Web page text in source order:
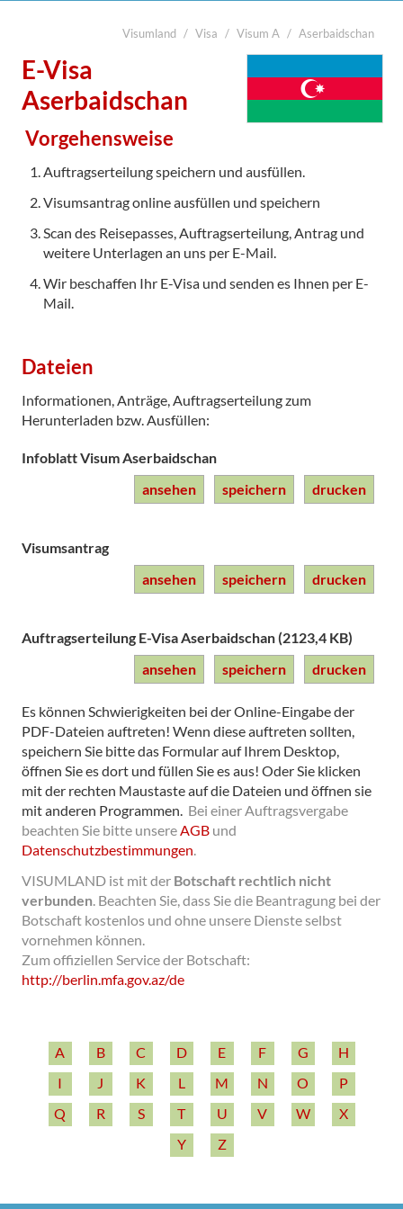
Legalisierung
Übersetzung
Kontakt
Visumland Visa Visum A Aserbaidschan
E-Visa
Aserbaidschan
Vorgehensweise
Auftragserteilung speichern und ausfüllen.
Visumsantrag online ausfüllen und speichern
Scan des Reisepasses, Auftragserteilung, Antrag und
weitere Unterlagen an uns per E-Mail.
Wir beschaffen Ihr E-Visa und senden es Ihnen per E-
Mail.
Dateien
Informationen, Anträge, Auftragserteilung zum
Herunterladen bzw. Ausfüllen:
Infoblatt Visum Aserbaidschan
ansehen
speichern drucken
Visumsantrag
ansehen
speichern drucken
Auftragserteilung E-Visa Aserbaidschan (2123,4 KB)
ansehen
speichern drucken
Es können Schwierigkeiten bei der Online-Eingabe der
PDF-Dateien auftreten! Wenn diese auftreten sollten,
speichern Sie bitte das Formular auf Ihrem Desktop,
öffnen Sie es dort und füllen Sie es aus! Oder Sie klicken
mit der rechten Maustaste auf die Dateien und öffnen sie
mit anderen Programmen. Bei einer Auftragsvergabe
beachten Sie bitte unsereAGB und
Datenschutzbestimmungen.
VISUMLAND ist mit der Botschaft rechtlich nicht
verbunden. Beachten Sie, dass Sie die Beantragung bei der
Botschaft kostenlos und ohne unsere Dienste selbst
vornehmen können.
Zum offiziellen Service der Botschaft:
http:/­/­berlin.mfa.gov.az/­de
A B C D E F G
H
I
J K L M N O
P
Q
R S T U V W
X
Y
Z